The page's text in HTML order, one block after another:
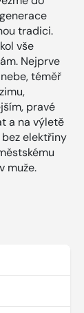
tradici.
vše
Nejprve
téměř
pravé
a na výletě
elektřiny
muže.